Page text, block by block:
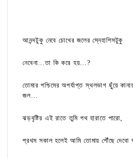
আনন্দটুকু নেবে চোখের জলের স্নেহাশিসটুকু
নেবেনা…তা কি করে হয়…?
তোমার পশ্চিমের অপর্যাপ্ত স্থলভাগ ছুঁয়ে
জল…
ঝড়বৃষ্টির এই রাতে তুমি পথ হারাতে পারো,
প্রথম সকাল হলেই আমি তোমায় পৌঁছে দেবো